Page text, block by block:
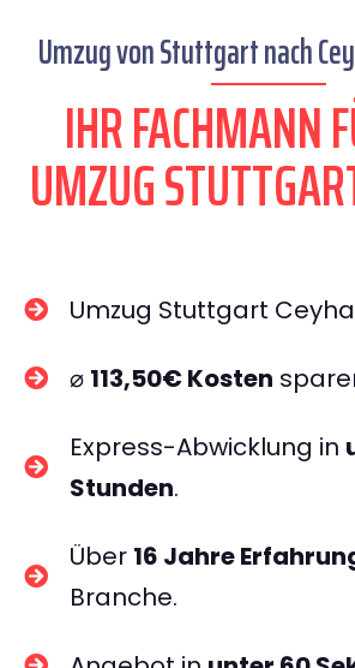
Umzug von Stuttgart nach
IHR FACHMANN
UMZUG
Umzug Stuttgart
⌀ 113,50€ Kosten
Express-Abwicklung in
Stunden.
Über 16 Jahre
Branche.